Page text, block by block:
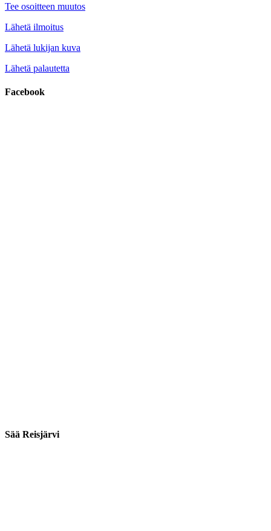
Tee osoitteen muutos
Lähetä ilmoitus
Lähetä lukijan kuva
Lähetä palautetta
Facebook
Sää Reisjärvi